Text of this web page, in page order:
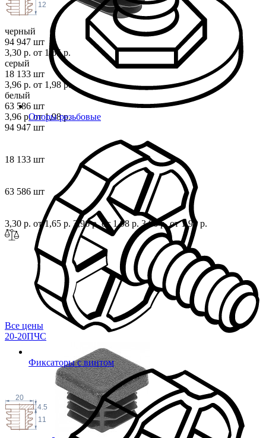
Опоры резьбовые
Фиксаторы с винтом
12
черный
94 947 шт
3,30 р. от 1,65 р.
серый
18 133 шт
3,96 р. от 1,98 р.
белый
63 586 шт
3,96 р.от 1,98 р.
94 947 шт
18 133 шт
63 586 шт
3,30 р. от 1,65 р. 3,96 р.от 1,98 р. 3,96 р.от 1,98 р.
Все цены
20-20ПЧС
4.5
11
20